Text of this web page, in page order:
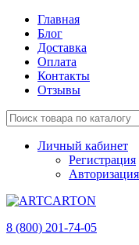
Главная
Блог
Доставка
Оплата
Контакты
Отзывы
Личный кабинет
Регистрация
Авторизация
8 (800) 201-74-05